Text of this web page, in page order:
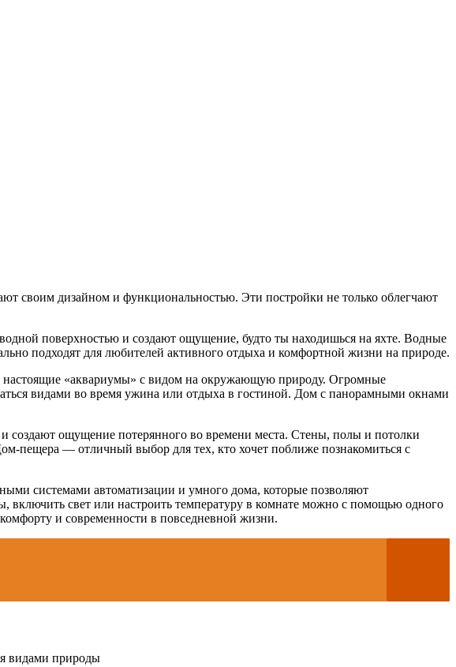
своим дизайном и функциональностью. Эти постройки не только облегчают
поверхностью и создают ощущение, будто ты находишься на яхте. Водные
подходят для любителей активного отдыха и комфортной жизни на природе.
настоящие «аквариумы» с видом на окружающую природу. Огромные
видами во время ужина или отдыха в гостиной. Дом с панорамными окнами
создают ощущение потерянного во времени места. Стены, полы и потолки
пещера — отличный выбор для тех, кто хочет поближе познакомиться с
системами автоматизации и умного дома, которые позволяют
свет или настроить температуру в комнате можно с помощью одного
и современности в повседневной жизни.
видами природы